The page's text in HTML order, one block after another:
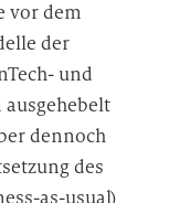
vor dem
der
und
dennoch
des
as-usual)